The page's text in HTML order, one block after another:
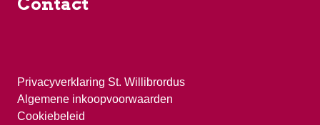
Privacyverklaring St. Willibrordus
Algemene inkoopvoorwaarden
Cookiebeleid